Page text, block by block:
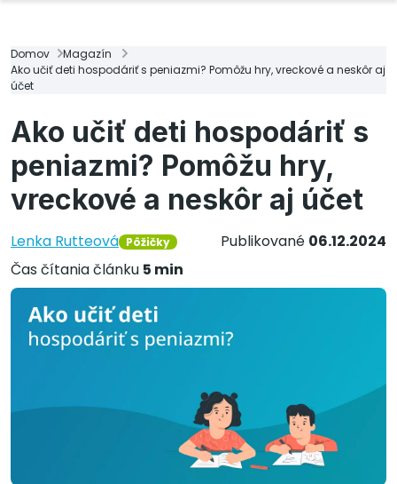
Domov
Magazín
Ako učiť deti hospodáriť s peniazmi? Pomôžu hry, vreckové a neskôr aj
účet
Ako učiť deti hospodáriť s
peniazmi? Pomôžu hry,
vreckové a neskôr aj účet
Lenka Rutteová Pôžičky Publikované 06.12.2024
Čas čítania článku 5 min